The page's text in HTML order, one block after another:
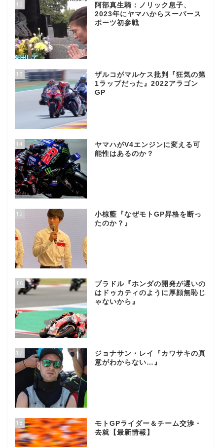
12
阿部真生騎：ノリック息子、
2023年にヤマハからスーパース
ポーツ初参戦
13
ザルコがマルケス批判『狂気の第
1ラップだった』2022アラゴン
GP
14
ヤマハがV4エンジンに変える可
能性はあるのか？
15
小椋藍『なぜモトGP昇格を断っ
たのか？』
16
ブラドル『ホンダの開発が遅いの
はドゥカティのように厚顔無恥じ
ゃないから』
17
ジョナサン・レイ『カワサキの真
意がわからない…』
18
モトGPライダー＆チーム交渉・
去就【最新情報】